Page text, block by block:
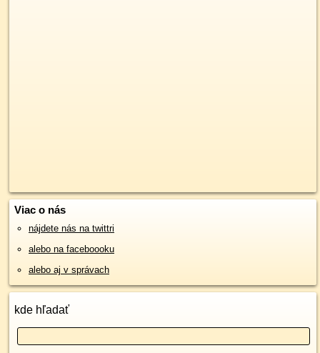
Viac o nás
nájdete nás na twittri
alebo na faceboooku
alebo aj v správach
kde hľadať